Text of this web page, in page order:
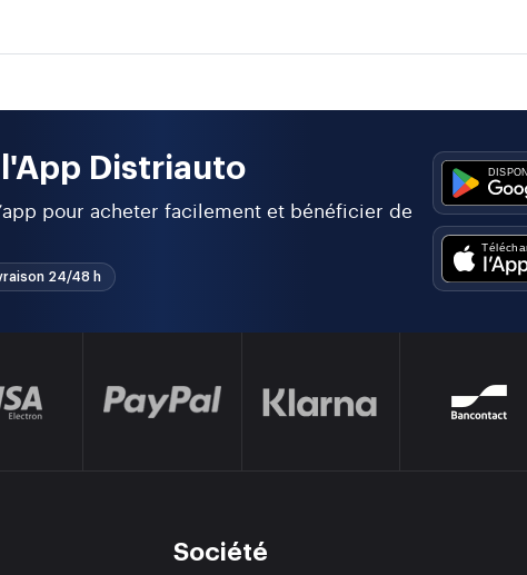
l'App Distriauto
pour acheter facilement et bénéficier de
24/48 h
Société